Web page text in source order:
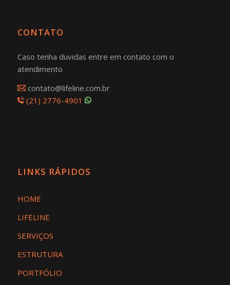
CONTATO
Caso tenha duvidas entre em contato com o
atendimento
contato@lifeline.com.br
(21) 2776-4901
LINKS RÁPIDOS
HOME
LIFELINE
SERVIÇOS
ESTRUTURA
PORTFÓLIO